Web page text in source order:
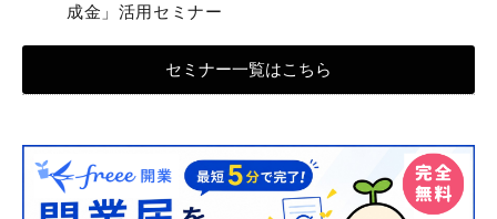
成金」活用セミナー
セミナー一覧はこちら